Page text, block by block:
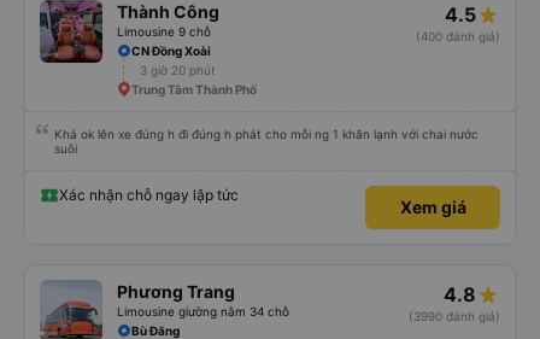
Thành Công
Limousine 9 chỗ
4.5
(400 đánh giá)
CN Đồng Xoài
3 giờ 20 phút
Trung Tâm Thành Phố
Khá ok lên xe đúng h đi đúng h phát cho mỗi ng 1 khăn lạnh với chai nước
suôi
Xác nhận chỗ ngay lập tức
Xem giá
Phương Trang
Limousine giường nằm 34 chỗ
4.8
(3990 đánh giá)
Bù Đăng